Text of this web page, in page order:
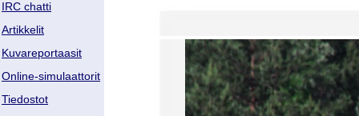
IRC chatti
Artikkelit
Kuvareportaasit
Online-simulaattorit
Tiedostot